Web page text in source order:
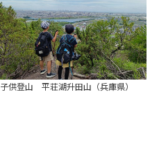
子供登山 平荘湖升田山（兵庫県）